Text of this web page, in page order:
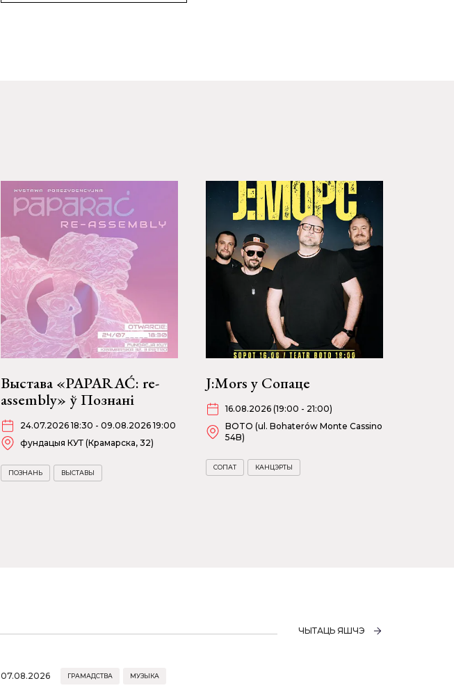
Выстава «PAPARAĆ: re-
assembly» ў Познані
24.07.2026 18:30 - 09.08.2026 19:00
фундацыя КУТ (Крамарска, 32)
ПОЗНАНЬ ВЫСТАВЫ
J:Mors у Сопаце
16.08.2026 (19:00 - 21:00)
BOTO (ul. Bohaterów Monte Cassino
54B)
СОПАТ КАНЦЭРТЫ
ЧЫТАЦЬ ЯШЧЭ
07.08.2026 ГРАМАДСТВА МУЗЫКА